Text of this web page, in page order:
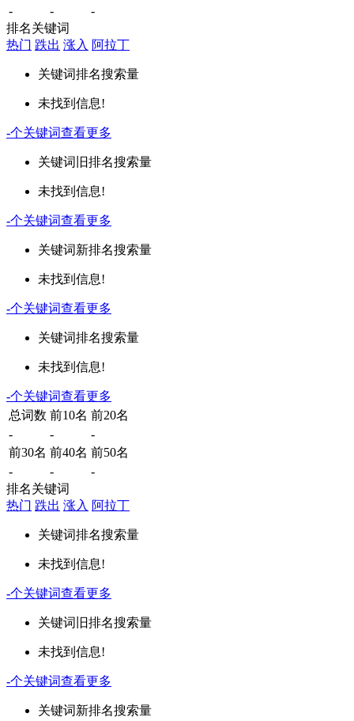
- -
-
排名关键词
热门 跌出 涨入 阿拉丁
关键词排名搜索量
未找到信息!
-个关键词查看更多
关键词 旧排名搜索量
未找到信息!
-个关键词查看更多
关键词新排名搜索量
未找到信息!
-个关键词查看更多
关键词排名搜索量
未找到信息!
-个关键词查看更多
总词数 前10名 前20名
-
-
-
前30名 前40名 前50名
-
-
-
排名关键词
热门 跌出 涨入 阿拉丁
关键词排名搜索量
未找到信息!
-个关键词查看更多
关键词 旧排名搜索量
未找到信息!
-个关键词查看更多
关键词新排名搜索量